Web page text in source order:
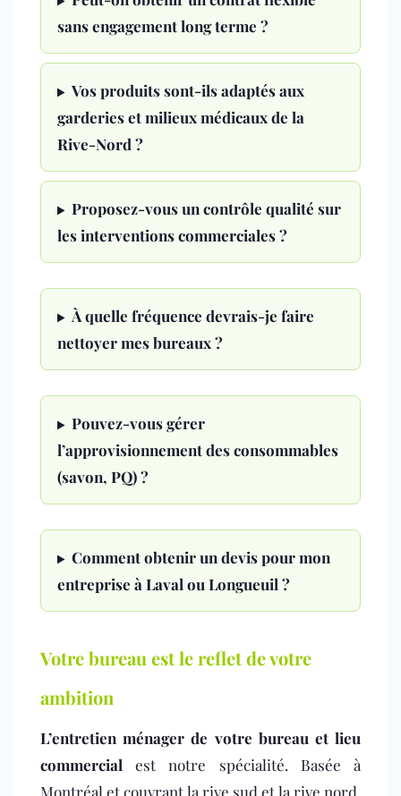
sans engagement long terme ?
Vos produits sont-ils adaptés aux
garderies et milieux médicaux de la
Rive-Nord ?
Proposez-vous un contrôle qualité sur
les interventions commerciales ?
À quelle fréquence devrais-je faire
nettoyer mes bureaux ?
Pouvez-vous gérer
l’approvisionnement des consommables
(savon, PQ) ?
Comment obtenir un devis pour mon
entreprise à Laval ou Longueuil ?
Votre bureau est le reflet de votre
ambition
L’entretien ménager de votre bureau et lieu
commercial est notre spécialité. Basée à
Montréal et couvrant la rive sud et la rive nord,